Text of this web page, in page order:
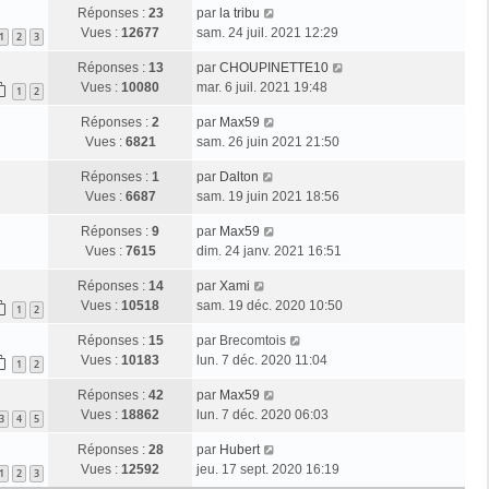
1 2 3
Réponses : 23
Vues : 12677
par la tribu
sam. 24 juil. 2021 12:29
1 2
Réponses : 13
Vues : 10080
par CHOUPINETTE10
mar. 6 juil. 2021 19:48
Réponses : 2
Vues : 6821
par Max59
sam. 26 juin 2021 21:50
Réponses : 1
Vues : 6687
par Dalton
sam. 19 juin 2021 18:56
Réponses : 9
Vues : 7615
par Max59
dim. 24 janv. 2021 16:51
1 2
Réponses : 14
Vues : 10518
par Xami
sam. 19 déc. 2020 10:50
1 2
Réponses : 15
Vues : 10183
par Brecomtois
lun. 7 déc. 2020 11:04
3 4 5
Réponses : 42
Vues : 18862
par Max59
lun. 7 déc. 2020 06:03
1 2 3
Réponses : 28
Vues : 12592
par Hubert
jeu. 17 sept. 2020 16:19